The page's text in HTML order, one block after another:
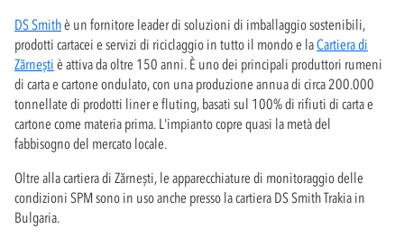
DS Smithè un fornitore leader di soluzioni di imballaggio sostenibili,
prodotti cartacei e servizi di riciclaggio in tutto il mondo e laCartiera di
Zărnești è attiva da oltre 150 anni. È uno dei principali produttori rumeni
di carta e cartone ondulato, con una produzione annua di circa 200.000
tonnellate di prodotti liner e fluting, basati sul 100% di rifiuti di carta e
cartone come materia prima. L'impianto copre quasi la metà del
fabbisogno del mercato locale.
Oltre alla cartiera di Zărnești, le apparecchiature di monitoraggio delle
condizioni SPM sono in uso anche presso la cartiera DS Smith Trakia in
Bulgaria.